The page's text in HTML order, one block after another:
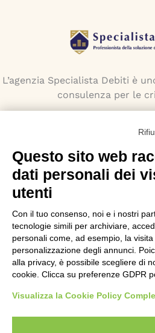
L’agenzia Specialista Debiti è
consulenza per le
Via Monti Iblei 12 -
Viale Bianca Maria 22
Email:
I nostri
Legge 3
Questo sito web
dati personali dei
utenti
Con il tuo consenso, noi e i nostri
tecnologie simili per archiviare,
personali come, ad esempio, la
personalizzazione degli annunci.
alla privacy, è possibile scegliere di
cookie. Clicca su preferenze GDPR
Visualizza la Cookie Policy